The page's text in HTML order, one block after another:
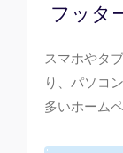
フッタ
スマホやタ
り、パソコ
多いホーム